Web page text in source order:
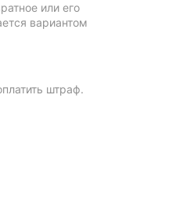
или его
вариантом
штраф.